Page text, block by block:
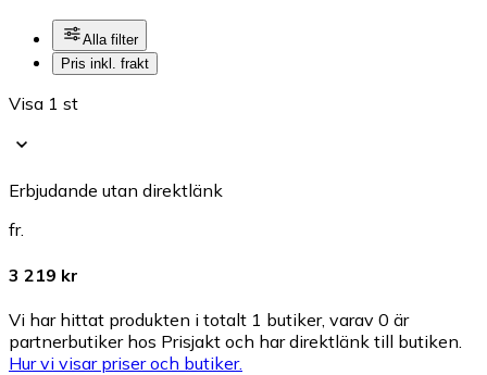
Alla filter
Pris inkl. frakt
Visa 1 st
Erbjudande utan direktlänk
fr.
3 219 kr
Vi har hittat produkten i totalt 1 butiker, varav 0 är
partnerbutiker hos Prisjakt och har direktlänk till butiken.
Hur vi visar priser och butiker.